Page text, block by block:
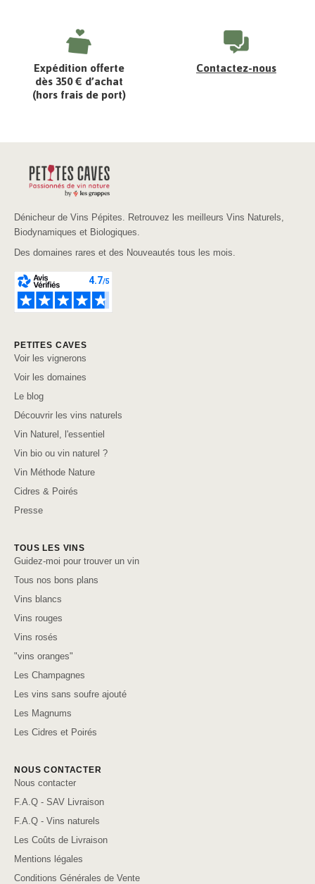
Expédition offerte
dès 350 € d’achat
(hors frais de port)
Contactez-nous
Dénicheur de Vins Pépites. Retrouvez les meilleurs Vins Naturels,
Biodynamiques et Biologiques.
Des domaines rares et des Nouveautés tous les mois.
PETITES CAVES
Voir les vignerons
Voir les domaines
Le blog
Découvrir les vins naturels
Vin Naturel, l'essentiel
Vin bio ou vin naturel ?
Vin Méthode Nature
Cidres & Poirés
Presse
TOUS LES VINS
Guidez-moi pour trouver un vin
Tous nos bons plans
Vins blancs
Vins rouges
Vins rosés
"vins oranges"
Les Champagnes
Les vins sans soufre ajouté
Les Magnums
Les Cidres et Poirés
NOUS CONTACTER
Nous contacter
F.A.Q - SAV Livraison
F.A.Q - Vins naturels
Les Coûts de Livraison
Mentions légales
Conditions Générales de Vente